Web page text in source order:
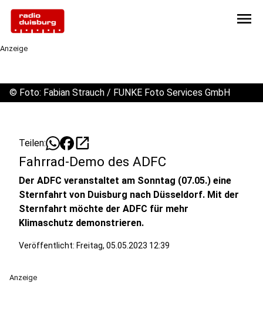
menu
Anzeige
© Foto: Fabian Strauch / FUNKE Foto Services GmbH
Teilen: open_in_new
Fahrrad-Demo des ADFC
Der ADFC veranstaltet am Sonntag (07.05.) eine
Sternfahrt von Duisburg nach Düsseldorf. Mit der
Sternfahrt möchte der ADFC für mehr
Klimaschutz demonstrieren.
Veröffentlicht: Freitag, 05.05.2023 12:39
Anzeige